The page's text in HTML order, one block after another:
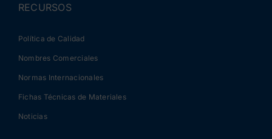
RECURSOS
Política de Calidad
Nombres Comerciales
Normas Internacionales
Fichas Técnicas de Materiales
Noticias